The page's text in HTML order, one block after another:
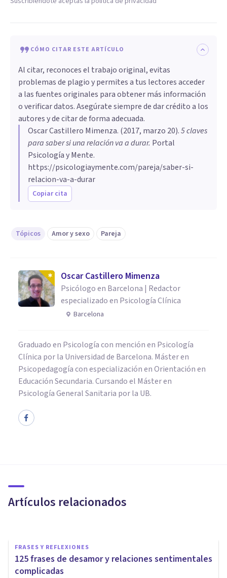
CÓMO CITAR ESTE ARTÍCULO
Al citar, reconoces el trabajo original, evitas
problemas de plagio y permites a tus lectores acceder
a las fuentes originales para obtener más información
o verificar datos. Asegúrate siempre de dar crédito a los
autores y de citar de forma adecuada.
Oscar Castillero Mimenza. (2017, marzo 20).5 claves
para saber si una relación va a durar. Portal
Psicología y Mente.
https://psicologiaymente.com/pareja/saber-si-
relacion-va-a-durar
Copiar cita
Tópicos Amor y sexo Pareja
Oscar Castillero Mimenza
Psicólogo en Barcelona | Redactor
especializado en Psicología Clínica
Barcelona
Graduado en Psicología con mención en Psicología
Clínica por la Universidad de Barcelona. Máster en
Psicopedagogía con especialización en Orientación en
Educación Secundaria. Cursando el Máster en
Psicología General Sanitaria por la UB.
Artículos relacionados
nuestra pareja?
FRASES Y REFLEXIONES
125 frases de desamor y relaciones sentimentales
complicadas